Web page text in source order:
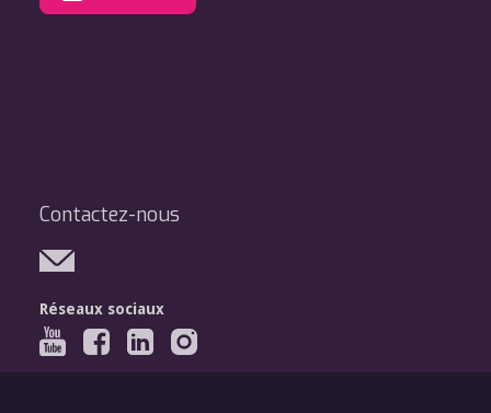
Contactez-nous
Réseaux sociaux